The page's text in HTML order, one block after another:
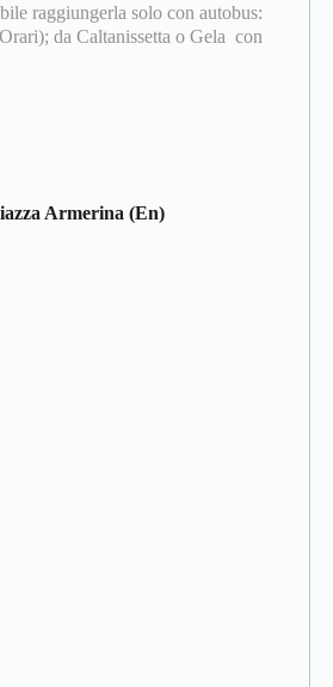
raggiungerla solo con autobus:
da Caltanissetta o Gela con
Armerina (En)